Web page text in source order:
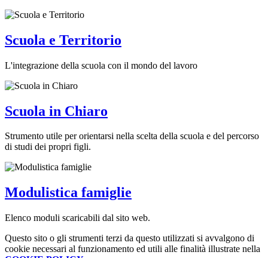
Scuola e Territorio
L'integrazione della scuola con il mondo del lavoro
Scuola in Chiaro
Strumento utile per orientarsi nella scelta della scuola e del percorso
di studi dei propri figli.
Modulistica famiglie
Elenco moduli scaricabili dal sito web.
Questo sito o gli strumenti terzi da questo utilizzati si avvalgono di
cookie necessari al funzionamento ed utili alle finalità illustrate nella